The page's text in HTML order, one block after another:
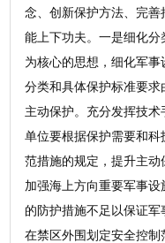
念、创新保护方法、完
能上下功夫。一是细化
为核心的思想，细化军
分类和具体保护标准要
主动保护。充分发挥技
单位要根据保护需要和
范措施的规定，提升主
加强海上方向重要军事
的防护措施不足以保证
在禁区外围划定安全控